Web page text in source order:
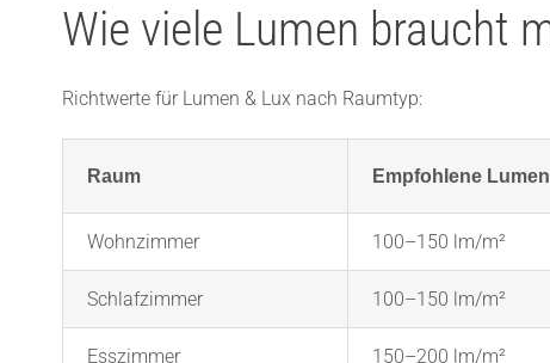
Wie viele Lumen braucht
Richtwerte für Lumen & Lux nach Raumtyp:
Raum Empfohlene
Wohnzimmer 100–150 lm/m²
Schlafzimmer 100–150 lm/m²
Esszimmer 150–200 lm/m²